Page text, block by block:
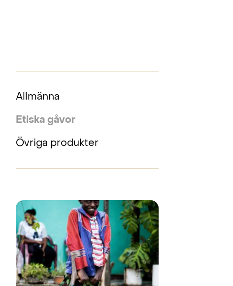
Allmänna
Etiska gåvor
Övriga produkter